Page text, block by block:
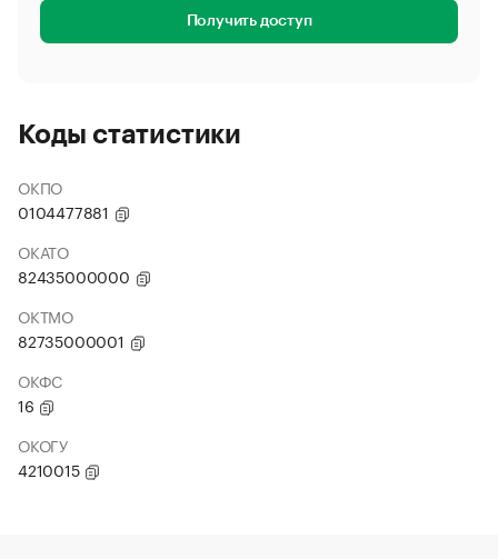
Получить доступ
Коды статистики
ОКПО
0104477881
ОКАТО
82435000000
ОКТМО
82735000001
ОКФС
16
ОКОГУ
4210015